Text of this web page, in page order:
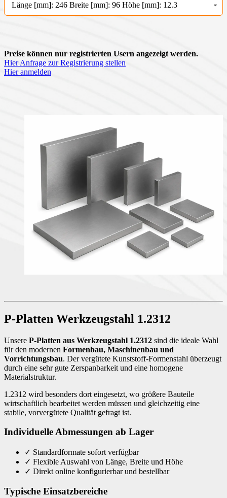
Länge [mm]: 246 Breite [mm]: 96 Höhe [mm]: 12.3
Preise können nur registrierten Usern angezeigt werden.
Hier Anfrage zur Registrierung stellen
Hier anmelden
P-Platten Werkzeugstahl 1.2312
Unsere P-Platten aus Werkzeugstahl 1.2312 sind die ideale Wahl
für den modernen Formenbau, Maschinenbau und
Vorrichtungsbau. Der vergütete Kunststoff-Formenstahl überzeugt
durch eine sehr gute Zerspanbarkeit und eine homogene
Materialstruktur.
1.2312 wird besonders dort eingesetzt, wo größere Bauteile
wirtschaftlich bearbeitet werden müssen und gleichzeitig eine
stabile, vorvergütete Qualität gefragt ist.
Individuelle Abmessungen ab Lager
✓ Standardformate sofort verfügbar
✓ Flexible Auswahl von Länge, Breite und Höhe
✓ Direkt online konfigurierbar und bestellbar
Typische Einsatzbereiche